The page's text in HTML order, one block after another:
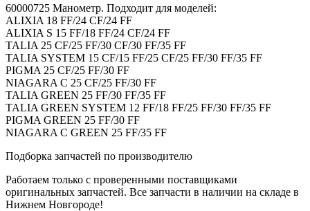
60000725 Манометр. Подходит для моделей:
ALIXIA 18 FF/24 CF/24 FF
АLIXIA S 15 FF/18 FF/24 CF/24 FF
TALIA 25 CF/25 FF/30 CF/30 FF/35 FF
TALIA SYSTEM 15 CF/15 FF/25 CF/25 FF/30 FF/35 FF
PIGMA 25 CF/25 FF/30 FF
NIAGARA C 25 CF/25 FF/30 FF
TALIA GREEN 25 FF/30 FF/35 FF
TALIA GREEN SYSTEM 12 FF/18 FF/25 FF/30 FF/35 FF
PIGMA GREEN 25 FF/30 FF
NIAGARA C GREEN 25 FF/35 FF
Подборка запчастей по производителю
Работаем только с проверенными поставщиками
оригинальных запчастей. Все запчасти в наличии на складе в
Нижнем Новгороде!